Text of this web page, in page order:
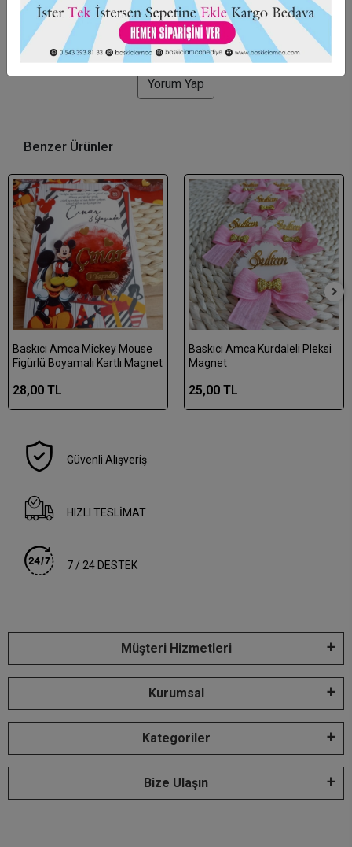
Bu ürün için henüz yorum yapılmadı.
Yorum Yap
Benzer Ürünler
Baskıcı Amca Mickey Mouse
Figürlü Boyamalı Kartlı Magnet
28,00 TL
Baskıcı Amca Kurdaleli Pleksi
Magnet
25,00 TL
Güvenli Alışveriş
HIZLI TESLİMAT
7 / 24 DESTEK
Müşteri Hizmetleri
Kurumsal
Kategoriler
Bize Ulaşın